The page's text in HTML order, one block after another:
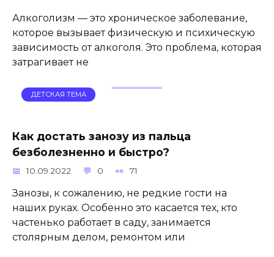
Алкоголизм — это хроническое заболевание,
которое вызывает физическую и психическую
зависимость от алкоголя. Это проблема, которая
затрагивает не
ДЕТСКАЯ ТЕМА
Как достать занозу из пальца
безболезненно и быстро?
10.09.2022 0 71
Занозы, к сожалению, не редкие гости на
наших руках. Особенно это касается тех, кто
частенько работает в саду, занимается
столярным делом, ремонтом или